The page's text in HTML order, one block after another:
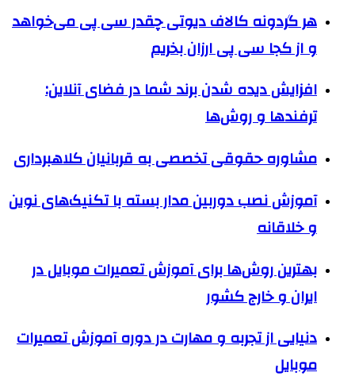
هر گردونه کالاف دیوتی چقدر سی پی می‌خواهد
و از کجا سی پی ارزان بخریم
افزایش دیده شدن برند شما در فضای آنلاین:
ترفندها و روش‌ها
مشاوره حقوقی تخصصی به قربانیان کلاهبرداری
آموزش نصب دوربین مدار بسته با تکنیک‌های نوین
و خلاقانه
بهترین روش‌ها برای آموزش تعمیرات موبایل در
ایران و خارج کشور
دنیایی از تجربه و مهارت در دوره آموزش تعمیرات
موبایل